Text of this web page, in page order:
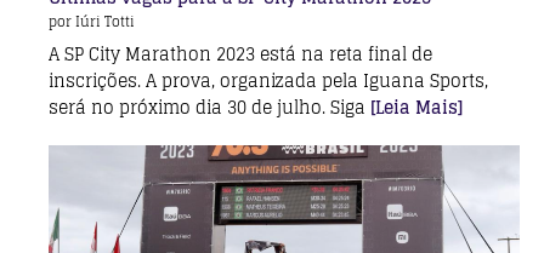
por Iúri Totti
A SP City Marathon 2023 está na reta final de
inscrições. A prova, organizada pela Iguana Sports,
será no próximo dia 30 de julho. Siga [Leia Mais]